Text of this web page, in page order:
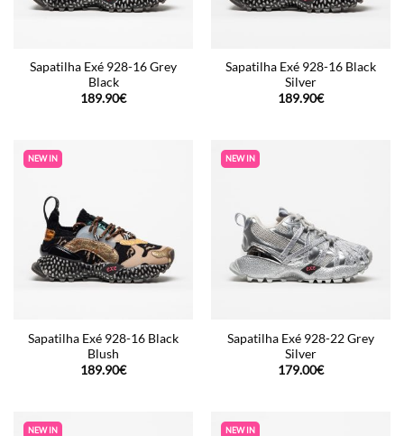
Sapatilha Exé 928-16 Grey
Black
189.90€
Sapatilha Exé 928-16 Black
Silver
189.90€
NEW IN
Sapatilha Exé 928-16 Black
Blush
189.90€
NEW IN
Sapatilha Exé 928-22 Grey
Silver
179.00€
NEW IN NEW IN